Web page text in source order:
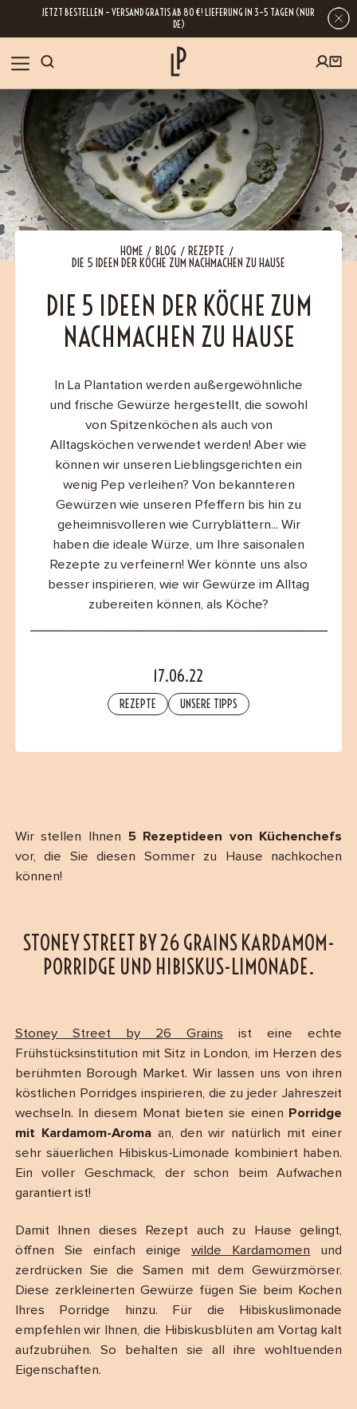
JETZT BESTELLEN – VERSAND GRATIS AB 80 €! LIEFERUNG IN 3–5 TAGEN (NUR
DE)
SHOP
GESCHENKE
BLOG
REZEPTE
BESUCHEN
ÜBER UNS
Contact
HOME BLOG REZEPTE
DIE 5 IDEEN DER KÖCHE ZUM NACHMACHEN ZU HAUSE
DIE 5 IDEEN DER KÖCHE ZUM
NACHMACHEN ZU HAUSE
In La Plantation werden außergewöhnliche
und frische Gewürze hergestellt, die sowohl
von Spitzenköchen als auch von
Alltagsköchen verwendet werden! Aber wie
können wir unseren Lieblingsgerichten ein
wenig Pep verleihen? Von bekannteren
Gewürzen wie unseren Pfeffern bis hin zu
geheimnisvolleren wie Curryblättern... Wir
haben die ideale Würze, um Ihre saisonalen
Rezepte zu verfeinern! Wer könnte uns also
besser inspirieren, wie wir Gewürze im Alltag
zubereiten können, als Köche?
17.06.22
REZEPTE UNSERE TIPPS
Wir stellen Ihnen 5 Rezeptideen von Küchenchefs
vor, die Sie diesen Sommer zu Hause nachkochen
können!
STONEY STREET BY 26 GRAINS KARDAMOM-
PORRIDGE UND HIBISKUS-LIMONADE.
Stoney Street by 26 Grains ist eine echte
Frühstücksinstitution mit Sitz in London, im Herzen des
berühmten Borough Market. Wir lassen uns von ihren
köstlichen Porridges inspirieren, die zu jeder Jahreszeit
wechseln. In diesem Monat bieten sie einen Porridge
mit Kardamom-Aromaan, den wir natürlich mit einer
sehr säuerlichen Hibiskus-Limonade kombiniert haben.
Ein voller Geschmack, der schon beim Aufwachen
garantiert ist!
Damit Ihnen dieses Rezept auch zu Hause gelingt,
öffnen Sie einfach einigewilde Kardamomen und
zerdrücken Sie die Samen mit dem Gewürzmörser.
Diese zerkleinerten Gewürze fügen Sie beim Kochen
Ihres Porridge hinzu. Für die Hibiskuslimonade
empfehlen wir Ihnen, die Hibiskusblüten am Vortag kalt
aufzubrühen. So behalten sie all ihre wohltuenden
Eigenschaften.
Wenn Sie Ihre E-Mail-Adresse hinterlassen, erhalten Sie Zugang zu unseren
Newslettern, die reich an Tipps, Inspirationen und Informationen über unsere
neuesten Entwicklungen sind. Selbstverständlich ist eine Abmeldung
jederzeit möglich.